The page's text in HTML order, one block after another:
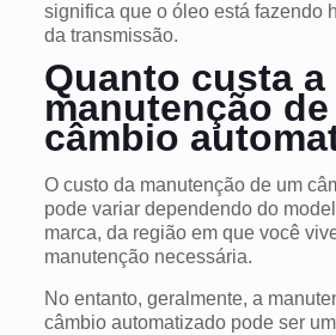
significa que o óleo está fazendo
da transmissão.
Quanto custa a
manutenção
câmbio
O custo da manutenção de um
pode variar dependendo do
marca, da região em que você
manutenção necessária.
No entanto, geralmente, a
câmbio automatizado pode ser